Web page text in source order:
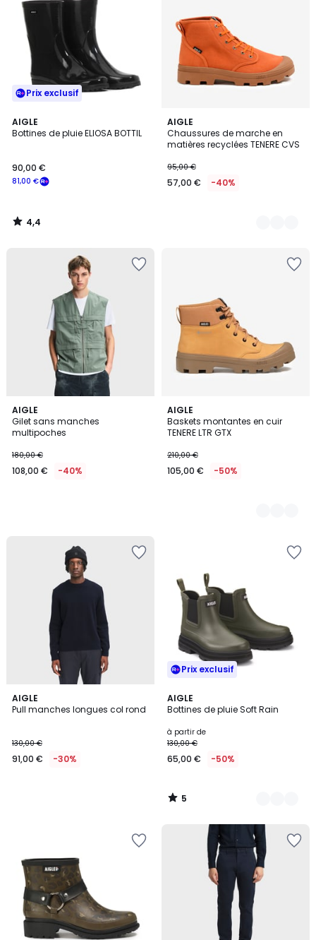
Prix exclusif
AIGLE
Bottines de pluie ELIOSA BOTTIL
81,00 €
90,00 €
4,4
/ 5
4,4
/
AIGLE
Chaussures de marche en
matières recyclées TENERE CVS
95,00 €
57,00 € -40%
2
Couleurs
AIGLE
Gilet sans manches
multipoches
180,00 €
108,00 € -40%
AIGLE
Baskets montantes en cuir
TENERE LTR GTX
210,00 €
105,00 € -50%
2
Couleurs
AIGLE
Pull manches longues col rond
130,00 €
91,00 € -30%
Prix exclusif
AIGLE
Bottines de pluie Soft Rain
à partir de
130,00 €
65,00 € -50%
5
/
3
Couleurs
5
/